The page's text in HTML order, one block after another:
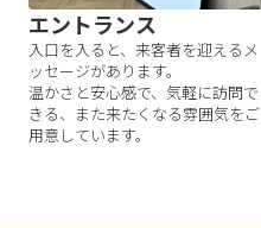
エントランス
入口を入ると、来客者を迎えるメ
ッセージがあります。
温かさと安心感で、気軽に訪問で
きる、また来たくなる雰囲気をご
用意しています。